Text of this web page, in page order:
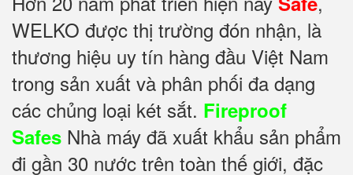
WELKO được thị trường đón nhận, là
thương hiệu uy tín hàng đầu Việt Nam
trong sản xuất và phân phối đa dạng
các chủng loại két sắt. Fireproof
Safes Nhà máy đã xuất khẩu sản phẩm
đi gần 30 nước trên toàn thế giới, đặc